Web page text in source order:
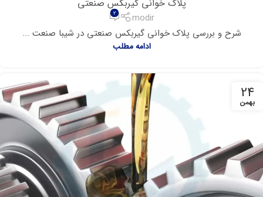
پلاک خوانی گیربکس صنعتی
modir
2
شرح و بررسی پلاک خوانی گیربکس صنعتی در شیبا صنعت ...
ادامه مطلب
24
بهمن